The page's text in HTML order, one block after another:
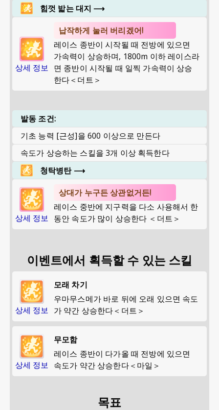
힘껏 밟는 대지 ⟶
상세 정보
납작하게 눌러 버리겠어!
레이스 종반이 시작될 때 전방에 있으면
가속력이 상승하며, 1800m 이하 레이스라
면 종반이 시작될 때 일찍 가속력이 상승
한다＜더트＞
발동 조건:
기초 능력 [근성]을 600 이상으로 만든다
속도가 상승하는 스킬을 3개 이상 획득한다
청탁병탄 ⟶
상세 정보
상대가 누구든 상관없거든!
레이스 중반에 지구력을 다소 사용해서 한
동안 속도가 많이 상승한다 ＜더트＞
이벤트에서 획득할 수 있는 스킬
상세 정보
모래 차기
우마무스메가 바로 뒤에 오래 있으면 속도
가 약간 상승한다＜더트＞
상세 정보
무모함
레이스 종반이 다가올 때 전방에 있으면
속도가 약간 상승한다＜마일＞
목표